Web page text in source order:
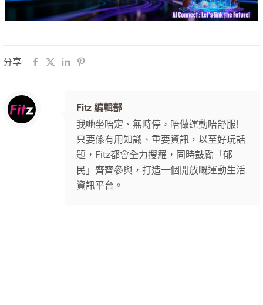
分享
Fitz 編輯部
我哋坐唔定、無時停，唔做運動唔舒服!
只要係有用知識、重要資訊，以至好玩話
題，Fitz都會全力搜羅，同時鼓勵「郁
民」齊齊參與，打造一個開放嘅運動生活
資訊平台。